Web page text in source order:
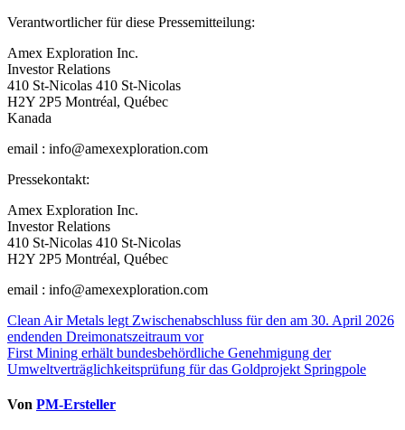
Verantwortlicher für diese Pressemitteilung:
Amex Exploration Inc.
Investor Relations
410 St-Nicolas 410 St-Nicolas
H2Y 2P5 Montréal, Québec
Kanada
email : info@amexexploration.com
Pressekontakt:
Amex Exploration Inc.
Investor Relations
410 St-Nicolas 410 St-Nicolas
H2Y 2P5 Montréal, Québec
email : info@amexexploration.com
Beitragsnavigation
Clean Air Metals legt Zwischenabschluss für den am 30. April 2026
endenden Dreimonatszeitraum vor
First Mining erhält bundesbehördliche Genehmigung der
Umweltverträglichkeitsprüfung für das Goldprojekt Springpole
Von PM-Ersteller